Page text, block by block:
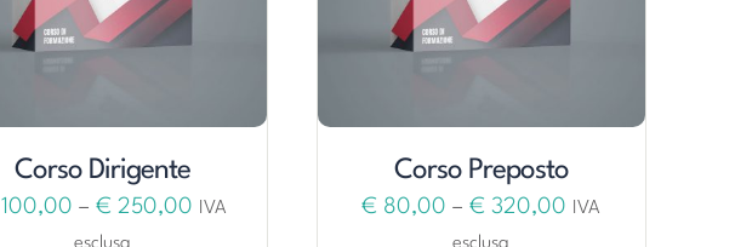
Corso Dirigente
100,00 – € 250,00
IVA
Corso Preposto
€ 80,00 –€ 320,00
IVA